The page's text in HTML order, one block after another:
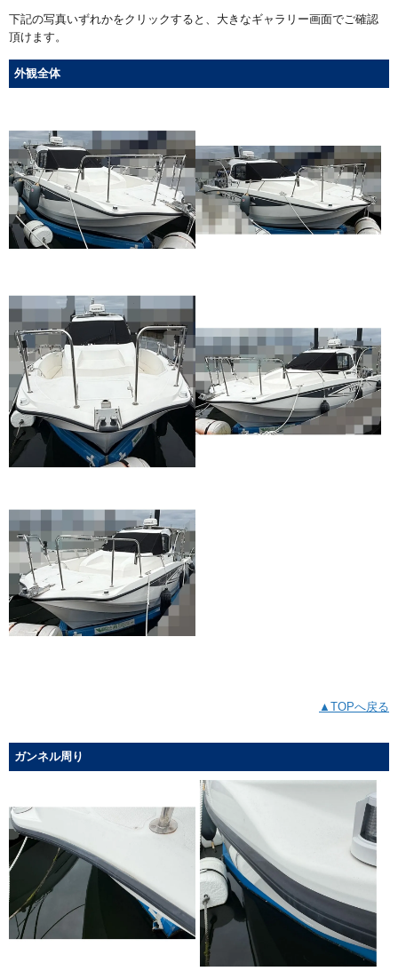
下記の写真いずれかをクリックすると、大きなギャラリー画面でご確認
頂けます。
外観全体
▲TOPへ戻る
ガンネル周り